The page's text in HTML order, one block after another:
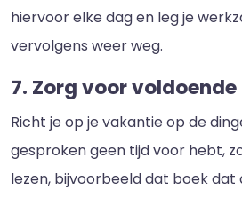
hiervoor elke dag en leg je
vervolgens weer weg.
7. Zorg voor
Richt je op je vakantie op de
gesproken geen tijd voor hebt,
lezen, bijvoorbeeld dat boek dat